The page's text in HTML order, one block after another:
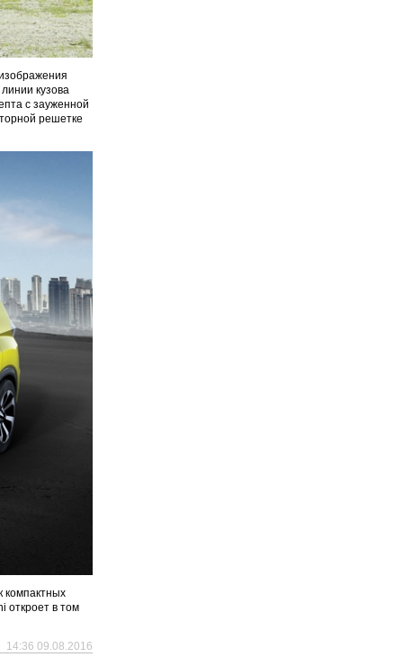
кузова
с зауженной
решетке
компактных
откроет в том
14:36 09.08.2016